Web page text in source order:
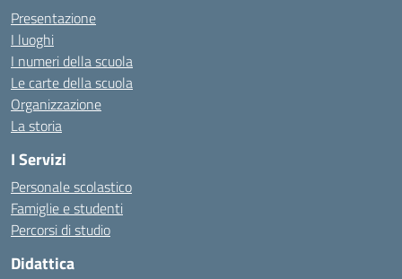
Presentazione
I luoghi
I numeri della scuola
Le carte della scuola
Organizzazione
La storia
I Servizi
Personale scolastico
Famiglie e studenti
Percorsi di studio
Didattica